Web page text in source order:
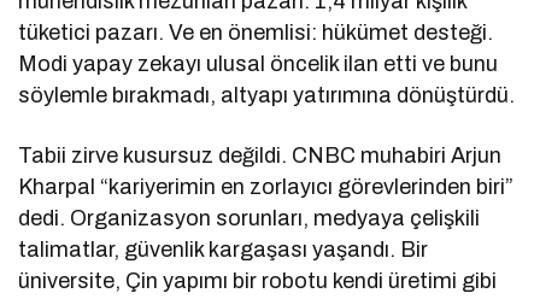
tüketici pazarı. Ve en önemlisi: hükümet desteği.
Modi yapay zekayı ulusal öncelik ilan etti ve bunu
söylemle bırakmadı, altyapı yatırımına dönüştürdü.
Tabii zirve kusursuz değildi. CNBC muhabiri Arjun
Kharpal “kariyerimin en zorlayıcı görevlerinden biri”
dedi. Organizasyon sorunları, medyaya çelişkili
talimatlar, güvenlik kargaşası yaşandı. Bir
üniversite, Çin yapımı bir robotu kendi üretimi gibi